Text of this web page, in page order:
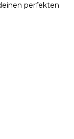
perfekten